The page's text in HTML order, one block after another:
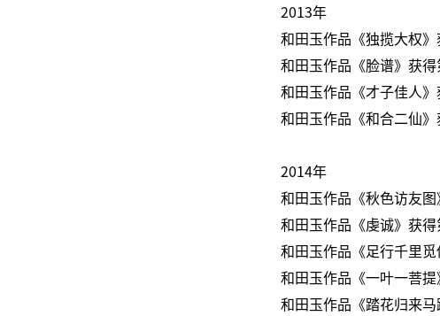
2013年
和田玉作品《独揽大权
和田玉作品《脸谱》获
和田玉作品《才子佳人
和田玉作品《和合二仙
2014年
和田玉作品《秋色访友
和田玉作品《虔诚》获
和田玉作品《足行千里
和田玉作品《一叶一菩
和田玉作品《踏花归来